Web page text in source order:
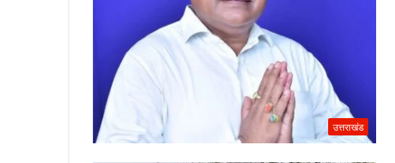
उत्तराखंड